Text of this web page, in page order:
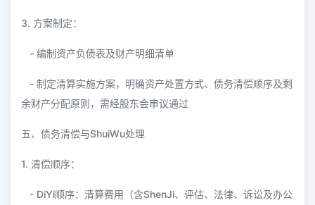
3. 方案制定：
- 编制资产负债表及财产明细清单
- 制定清算实施方案，明确资产处置方式、债务清偿顺序及剩
余财产分配原则，需经股东会审议通过
五、债务清偿与ShuiWu处理
1. 清偿顺序：
- DiYi顺序：清算费用（含ShenJi、评估、法律、诉讼及办公